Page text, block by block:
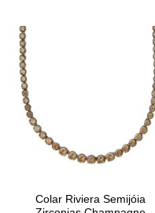
Colar Riviera Semijóia